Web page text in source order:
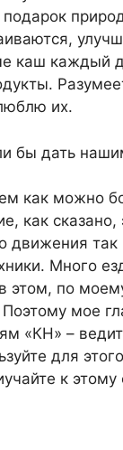
каш каждый
их.
бы дать
как можно
как сказано,
движения так
Много
этом, по
мое
«КН» –
для
к этому